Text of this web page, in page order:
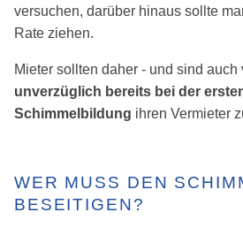
versuchen, darüber hinaus sollte
Rate ziehen.
Mieter sollten daher - und sind auch
unverzüglich bereits bei der
Schimmelbildung ihren Vermieter
WER MUSS DEN
BESEITIGEN?